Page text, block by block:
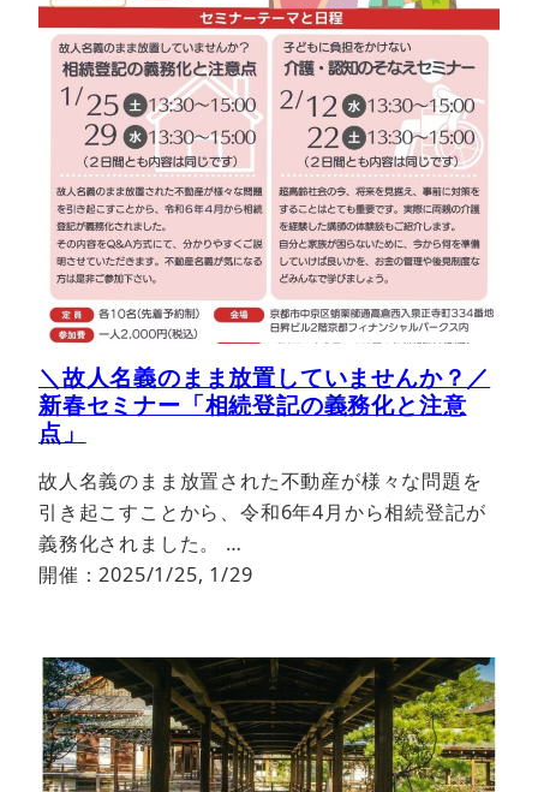
＼故人名義のまま放置していませんか？／
新春セミナー「相続登記の義務化と注意
点」
故人名義のまま放置された不動産が様々な問題を
引き起こすことから、令和6年4月から相続登記が
義務化されました。 …
開催：2025/1/25, 1/29